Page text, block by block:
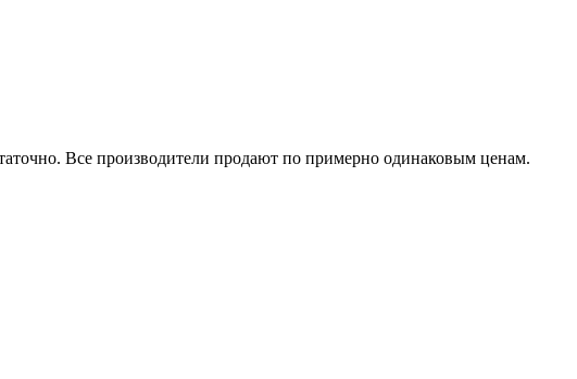
Все производители продают по примерно одинаковым ценам.